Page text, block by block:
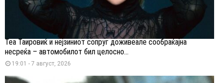
Теа Таировиќ и нејзиниот сопруг доживеале сообраќајна
несреќа – автомобилот бил целосно...
19:01 - 7 август, 2026